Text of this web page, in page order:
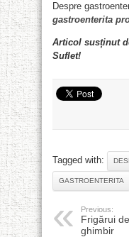
Despre
gastroenterita
Articol susținut
Suflet!
Tagged with:
GASTROENTERITA
Previous:
Frigărui
ghimbir